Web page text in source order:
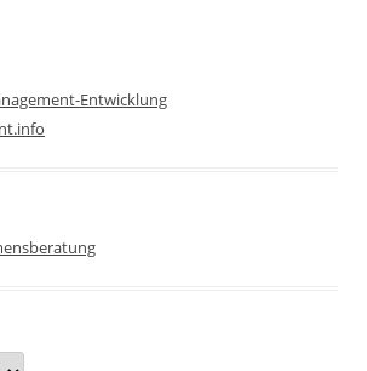
Entwicklung